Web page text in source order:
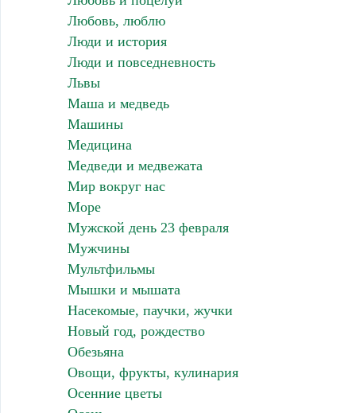
Любовь, люблю
Люди и история
Люди и повседневность
Львы
Маша и медведь
Машины
Медицина
Медведи и медвежата
Мир вокруг нас
Море
Мужской день 23 февраля
Мужчины
Мультфильмы
Мышки и мышата
Насекомые, паучки, жучки
Новый год, рождество
Обезьяна
Овощи, фрукты, кулинария
Осенние цветы